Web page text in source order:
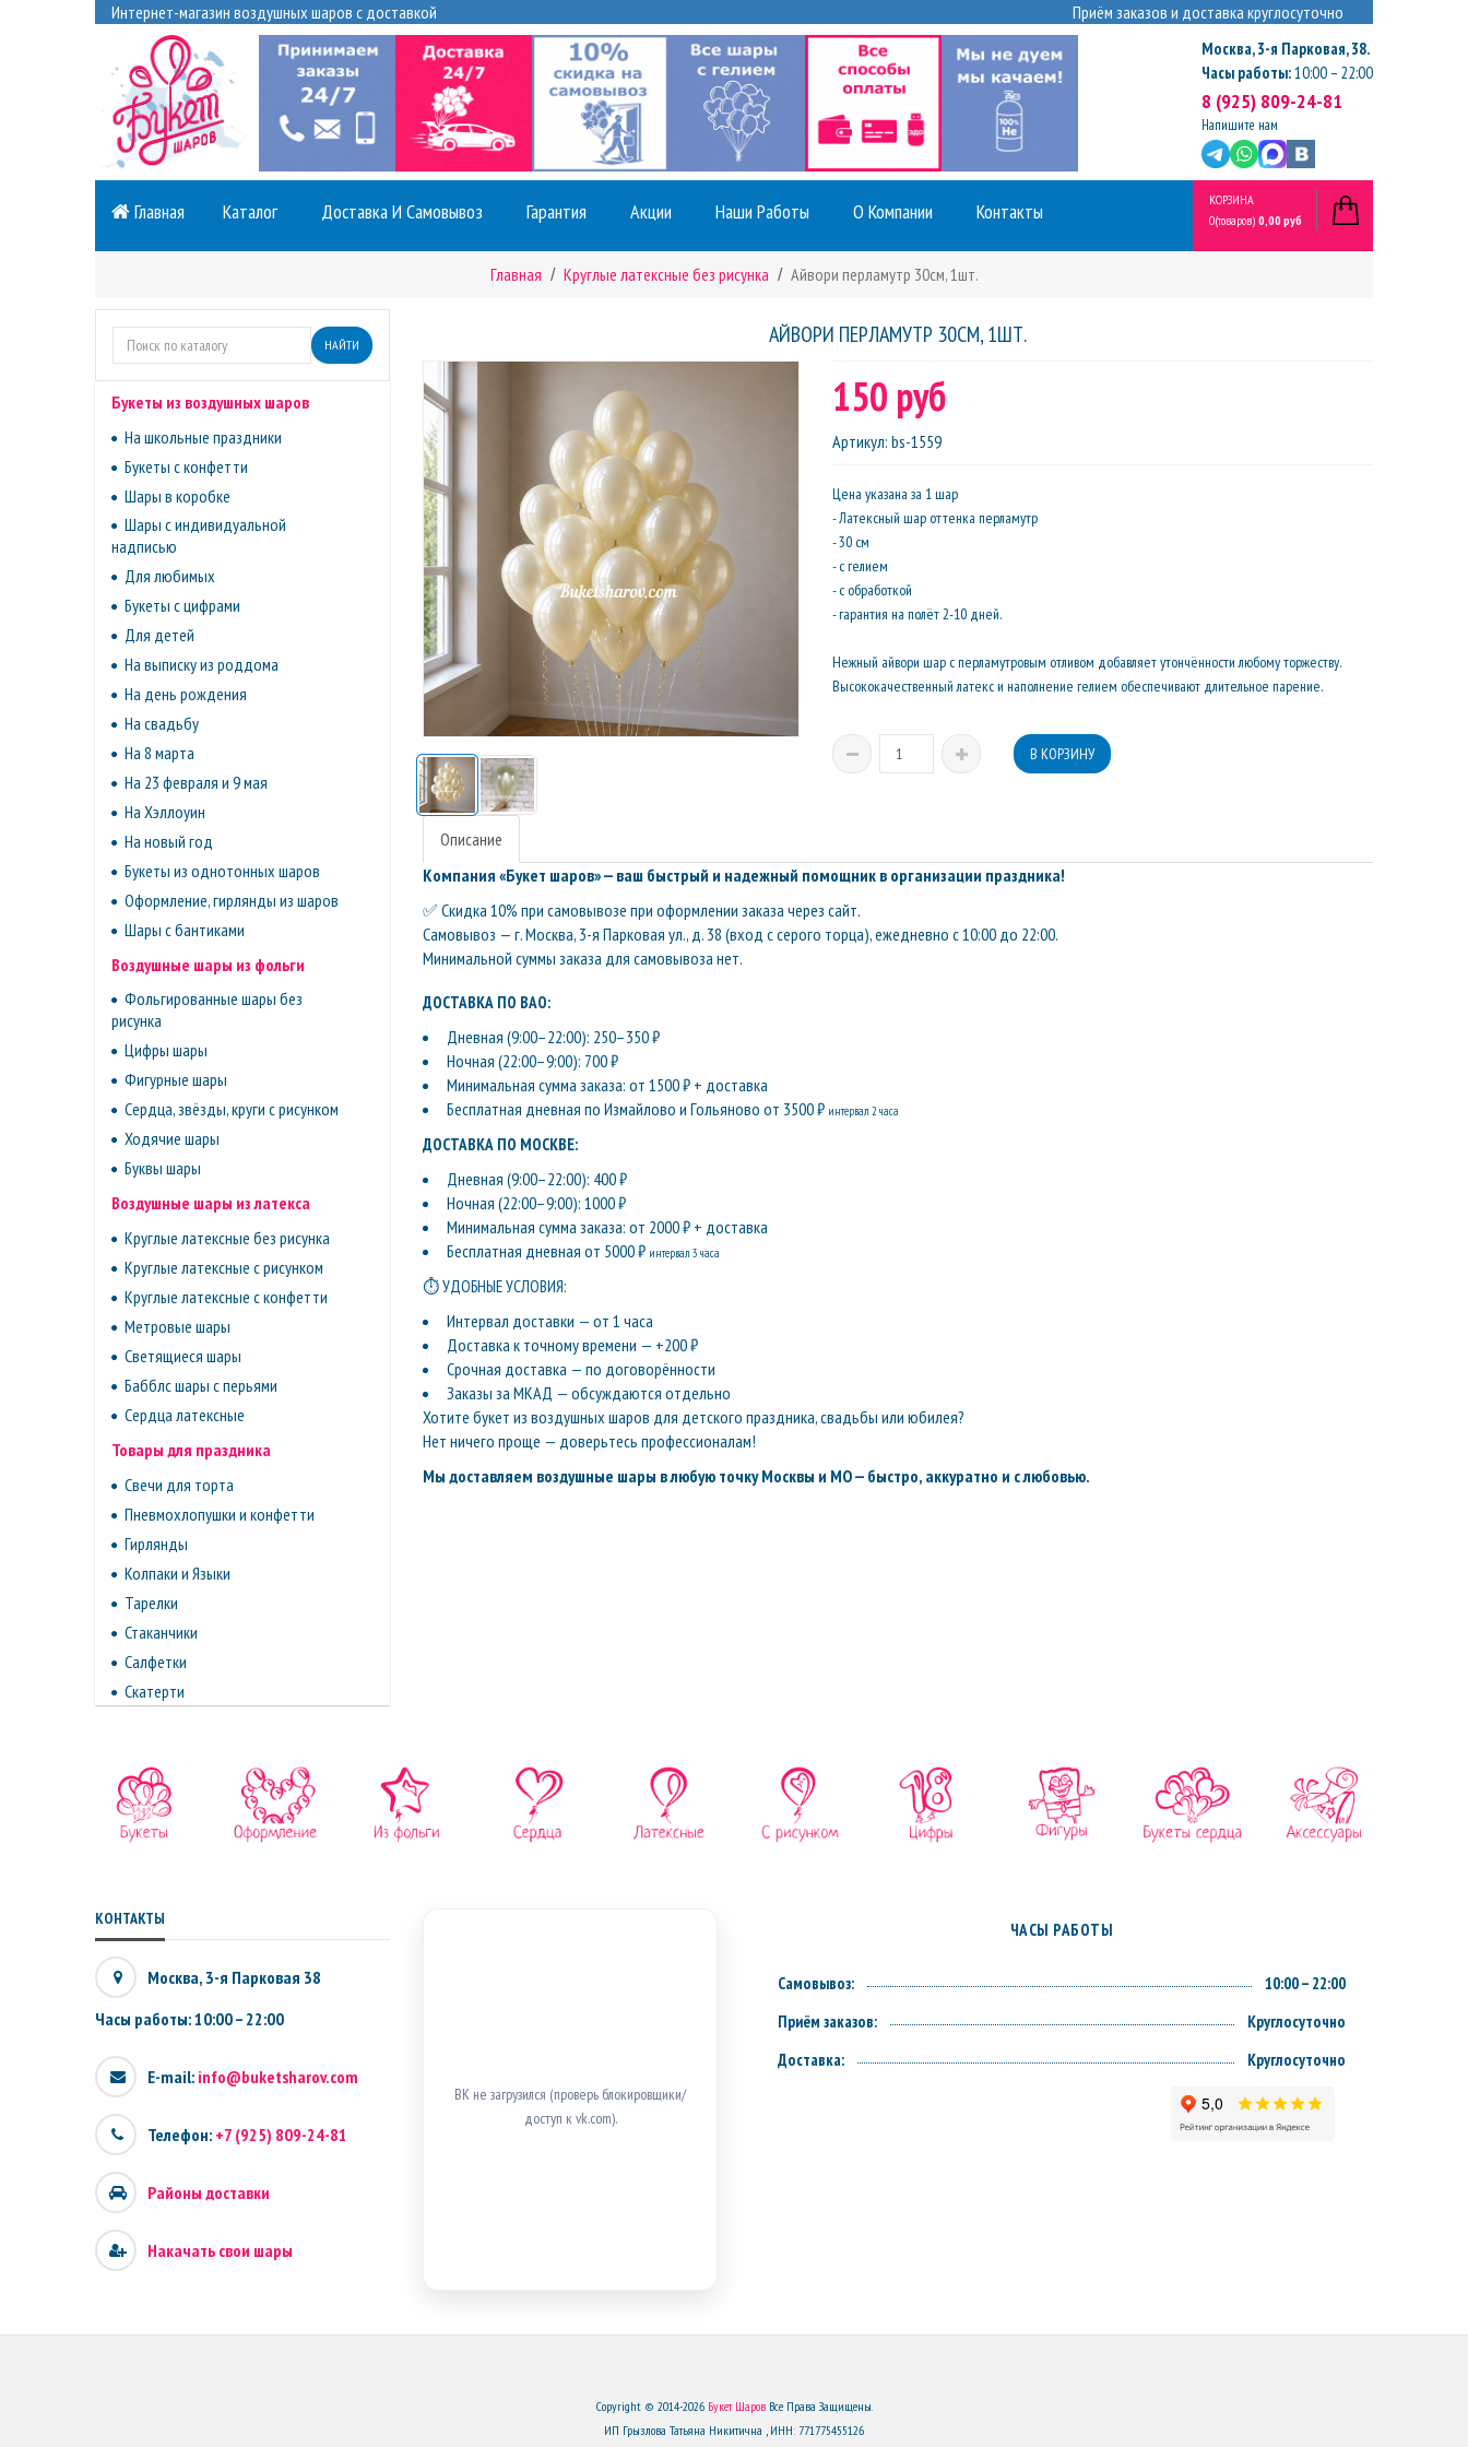
Интернет-магазин воздушных шаров с доставкой Приём заказов и доставка круглосуточно
Москва,3-я Парковая, 38.
Часы работы:10:00 – 22:00
8 (925) 809-24-81
Напишите нам
Главная Каталог Доставка И Самовывоз Гарантия Акции Наши Работы О Компании Контакты
КОРЗИНА
0(товаров) 0,00 руб
Главная Круглые латексные без рисунка Айвори перламутр 30см, 1шт.
НАЙТИ
Букеты из воздушных шаров
На школьные праздники
Букеты с конфетти
Шары в коробке
Шары с индивидуальной
надписью
Для любимых
Букеты с цифрами
Для детей
На выписку из роддома
На день рождения
На свадьбу
На 8 марта
На 23 февраля и 9 мая
На Хэллоуин
На новый год
Букеты из однотонных шаров
Оформление, гирлянды из шаров
Шары с бантиками
Воздушные шары из фольги
Фольгированные шары без
рисунка
Цифры шары
Фигурные шары
Сердца, звёзды, круги с рисунком
Ходячие шары
Буквы шары
Воздушные шары из латекса
Круглые латексные без рисунка
Круглые латексные с рисунком
Круглые латексные с конфетти
Метровые шары
Светящиеся шары
Бабблс шары с перьями
Сердца латексные
Товары для праздника
Свечи для торта
Пневмохлопушки и конфетти
Гирлянды
Колпаки и Языки
Тарелки
Стаканчики
Салфетки
Скатерти
АЙВОРИ ПЕРЛАМУТР 30СМ, 1ШТ.
150 руб
Артикул: bs-1559
Цена указана за 1 шар
- Латексный шар оттенка перламутр
- 30 см
- с гелием
- с обработкой
- гарантия на полёт 2-10 дней.
Нежный айвори шар с перламутровым отливом добавляет утончённости любому торжеству.
Высококачественный латекс и наполнение гелием обеспечивают длительное парение.
Описание
Компания «Букет шаров» — ваш быстрый и надежный помощник в организации праздника!
✅ Скидка 10% при самовывозе при оформлении заказа через сайт.
Самовывоз — г. Москва, 3-я Парковая ул., д. 38 (вход с серого торца), ежедневно с 10:00 до 22:00.
Минимальной суммы заказа для самовывоза нет.
ДОСТАВКА ПО ВАО:
Дневная (9:00–22:00): 250–350 ₽
Ночная (22:00–9:00): 700 ₽
Минимальная сумма заказа: от 1500 ₽ + доставка
Бесплатная дневная по Измайлово и Гольяново от 3500 ₽ интервал 2 часа
ДОСТАВКА ПО МОСКВЕ:
Дневная (9:00–22:00): 400 ₽
Ночная (22:00–9:00): 1000 ₽
Минимальная сумма заказа: от 2000 ₽ + доставка
Бесплатная дневная от 5000 ₽ интервал 3 часа
⏱ УДОБНЫЕ УСЛОВИЯ:
Интервал доставки — от 1 часа
Доставка к точному времени — +200 ₽
Срочная доставка — по договорённости
Заказы за МКАД — обсуждаются отдельно
Хотите букет из воздушных шаров для детского праздника, свадьбы или юбилея?
Нет ничего проще — доверьтесь профессионалам!
Мы доставляем воздушные шары в любую точку Москвы и МО — быстро, аккуратно и с любовью.
КОНТАКТЫ
Москва, 3-я Парковая 38
Часы работы: 10:00 – 22:00
E-mail: info@buketsharov.com
Телефон: +7 (925) 809-24-81
Районы доставки
Накачать свои шары
ВК не загрузился (проверь блокировщики/
доступ к vk.com).
ЧАСЫ РАБОТЫ
Самовывоз:
10:00 – 22:00
Приём заказов:
Круглосуточно
Доставка:
Круглосуточно
Copyright © 2014-2026 Букет ШаровВсе Права Защищены.
ИП Грызлова Татьяна Никитична , ИНН: 771775455126